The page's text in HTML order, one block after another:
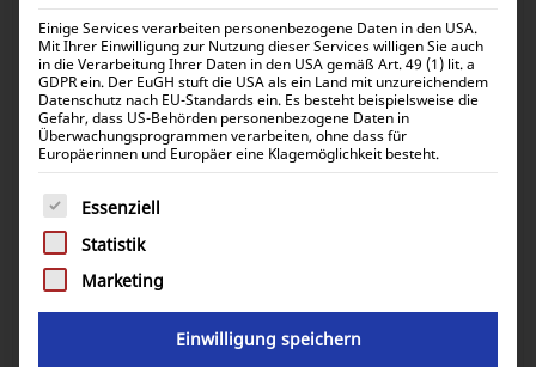
Einige Services verarbeiten personenbezogene Daten in den USA.
Mit Ihrer Einwilligung zur Nutzung dieser Services willigen Sie auch
in die Verarbeitung Ihrer Daten in den USA gemäß Art. 49 (1) lit. a
GDPR ein. Der EuGH stuft die USA als ein Land mit unzureichendem
Datenschutz nach EU-Standards ein. Es besteht beispielsweise die
Gefahr, dass US-Behörden personenbezogene Daten in
Überwachungsprogrammen verarbeiten, ohne dass für
Europäerinnen und Europäer eine Klagemöglichkeit besteht.
Es folgt eine Liste der Service-Gruppen, für die eine
Essenziell
Statistik
Marketing
Einwilligung speichern